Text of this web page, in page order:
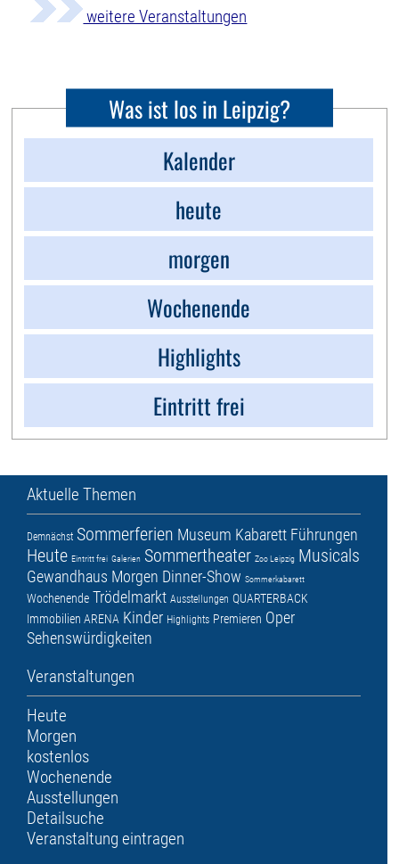
weitere Veranstaltungen
Was ist los in Leipzig?
Kalender
heute
morgen
Wochenende
Highlights
Eintritt frei
Aktuelle Themen
Demnächst Sommerferien Museum Kabarett Führungen
Heute Eintritt frei Galerien Sommertheater Zoo Leipzig Musicals
Gewandhaus Morgen Dinner-Show Sommerkabarett
Wochenende Trödelmarkt Ausstellungen QUARTERBACK
Immobilien ARENA Kinder Highlights Premieren Oper
Sehenswürdigkeiten
Veranstaltungen
Heute
Morgen
kostenlos
Wochenende
Ausstellungen
Detailsuche
Veranstaltung eintragen